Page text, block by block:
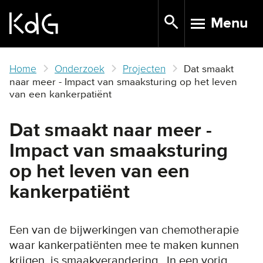
main
TOGGLE
Menu
Home Onderzoek Projecten
Dat smaakt
naar meer - Impact van smaaksturing op het leven
van een kankerpatiënt
Dat smaakt naar meer -
Impact van smaaksturing
op het leven van een
kankerpatiënt
Een van de bijwerkingen van chemotherapie
waar kankerpatiënten mee te maken kunnen